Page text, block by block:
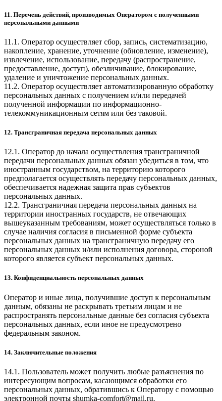
11. Перечень действий, производимых Оператором с полученными
персональными данными
11.1. Оператор осуществляет сбор, запись, систематизацию,
накопление, хранение, уточнение (обновление, изменение),
извлечение, использование, передачу (распространение,
предоставление, доступ), обезличивание, блокирование,
удаление и уничтожение персональных данных.
11.2. Оператор осуществляет автоматизированную обработку
персональных данных с получением и/или передачей
полученной информации по информационно-
телекоммуникационным сетям или без таковой.
12. Трансграничная передача персональных данных
12.1. Оператор до начала осуществления трансграничной
передачи персональных данных обязан убедиться в том, что
иностранным государством, на территорию которого
предполагается осуществлять передачу персональных данных,
обеспечивается надежная защита прав субъектов
персональных данных.
12.2. Трансграничная передача персональных данных на
территории иностранных государств, не отвечающих
вышеуказанным требованиям, может осуществляться только в
случае наличия согласия в письменной форме субъекта
персональных данных на трансграничную передачу его
персональных данных и/или исполнения договора, стороной
которого является субъект персональных данных.
13. Конфиденциальность персональных данных
Оператор и иные лица, получившие доступ к персональным
данным, обязаны не раскрывать третьим лицам и не
распространять персональные данные без согласия субъекта
персональных данных, если иное не предусмотрено
федеральным законом.
14. Заключительные положения
14.1. Пользователь может получить любые разъяснения по
интересующим вопросам, касающимся обработки его
персональных данных, обратившись к Оператору с помощью
электронной почты shumka-comfort@mail.ru.